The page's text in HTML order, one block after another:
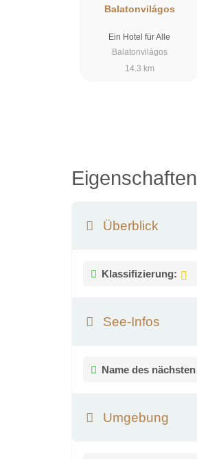
Balatonvilágos
Ein Hotel für Alle
Balatonvilágos
14.3 km
Überblick
Klassifizierung:
See-Infos
Name des
Umgebung